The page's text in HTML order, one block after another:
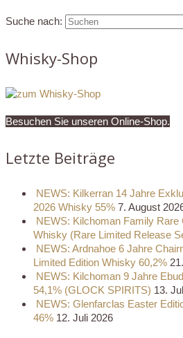
Suche nach:
Whisky-Shop
Besuchen Sie unseren Online-Shop.
Letzte Beiträge
NEWS: Kilkerran 14 Jahre
2026 Whisky 55% 7. August
NEWS: Kilchoman Family Rare
Whisky (Rare Limited Release
NEWS: Ardnahoe 6 Jahre
Limited Edition Whisky 60,2%
NEWS: Kilchoman 9 Jahre
54,1% (GLOCK SPIRITS) 13.
NEWS: Glenfarclas Easter
46% 12. Juli 2026